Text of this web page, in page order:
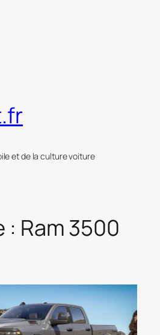
et de la culture voiture
: Ram 3500